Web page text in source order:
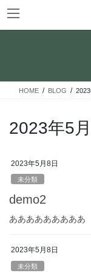
ン
テ
ス
ビ
ゲ
ン
HOME BLOG
2023年5月
2023年5月8日
未分類
demo2
あああああああああ
2023年5月8日
未分類